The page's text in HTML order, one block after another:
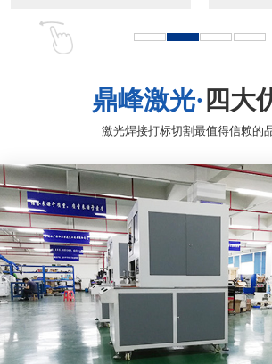
鼎峰激光· 四大
激光焊接打标切割最值得信赖的